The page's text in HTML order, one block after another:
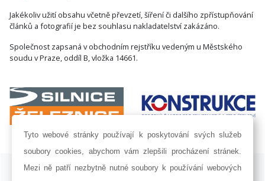
Jakékoliv užití obsahu včetně převzetí, šíření či dalšího zpřístupňování
článků a fotografií je bez souhlasu nakladatelství zakázáno.
Společnost zapsaná v obchodním rejstříku vedeným u Městského
soudu v Praze, oddíl B, vložka 14661.
ISSN 1802-8535 © 2009 - 2026 AF POWER agency a.s. |
Nastavení
Tyto webové stránky používají k poskytování svých služeb
soubory cookies, abychom vám zlepšili procházení stránek.
Mezi ně patří nezbytně nutné soubory k používání webových